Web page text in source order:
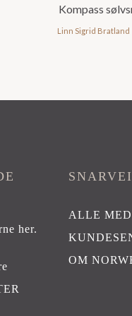
Kompass
Linn Sigrid Bratland
her.
ALLE
OM